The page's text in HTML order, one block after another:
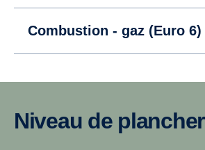
Combustion - gaz (Euro 6)
Niveau de plancher